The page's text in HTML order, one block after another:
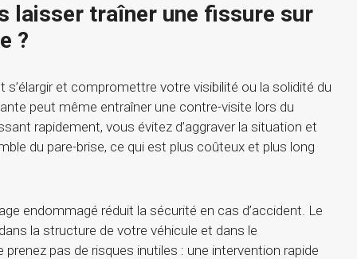
laisser traîner une fissure sur
?
s’élargir et compromettre votre visibilité ou la solidité du
peut même entraîner une contre-visite lors du
rapidement, vous évitez d’aggraver la situation et
du pare-brise, ce qui est plus coûteux et plus long
endommagé réduit la sécurité en cas d’accident. Le
la structure de votre véhicule et dans le
prenez pas de risques inutiles : une intervention rapide